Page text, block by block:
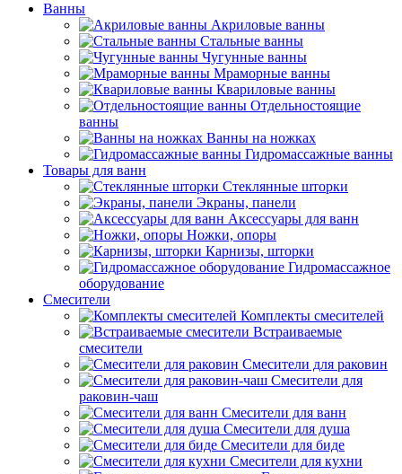
Ванны
Акриловые ванны
Стальные ванны
Чугунные ванны
Мраморные ванны
Квариловые ванны
Отдельностоящие
ванны
Ванны на ножках
Гидромассажные ванны
Товары для ванн
Стеклянные шторки
Экраны, панели
Аксессуары для ванн
Ножки, опоры
Карнизы, шторки
Гидромассажное
оборудование
Смесители
Комплекты смесителей
Встраиваемые
смесители
Смесители для раковин
Смесители для
раковин-чаш
Смесители для ванн
Смесители для душа
Смесители для биде
Смесители для кухни